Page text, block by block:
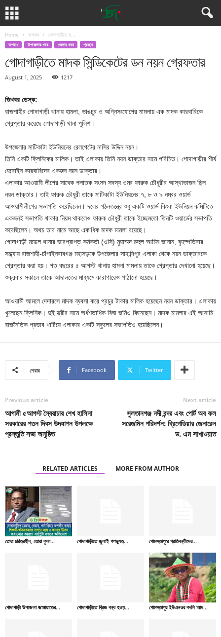
Home অপরাধ গোদাগাড়ীতে ম...
অপরাধ উপজেলার খবর জেলার খবর প্রচ্ছদ
গোদাগাড়ীতে মাদক সিন্ডিকেটের ডন নয়ন গ্রেফতার
August 1, 2025 1217
জিখবর ডেস্ক:
রাজশাহীর গোদাগাড়ী থানায় হামলা, ভাঙচুর ও অগ্নিসংযোগের মামলায় এক মাদক কারবারিকে
গ্রেপ্তার করেছে গোদাগাড়ী থানা পুলিশ।
উপজেলার মাটিকাটা ইউনিয়নের রেলগেটের নাসির উদ্দিন নয়ন।
তিনি একটি ক্লিনিকের মালিক। তাই এলাকায় তিনি নয়ন ডাক্তার নামে পরিচিত। গোদাগাড়ীর শীর্ষ
হেরোইন কারবারিদের একজন নয়ন ডাক্তার।
এলাকার আওয়ামী লীগের সাবেক পলাতক সংসদ সদস্য ওমর ফারুক চৌধুরীর আস্থাভাজন ছিল
নয়ন ডাক্তার। তাই ফারুক চৌধুরী তাকে মাটিকাটা ইউনিয়নের ৭, ৮ ও ৯ নম্বর ওয়ার্ড
আওয়ামীলীগের সভাপতি করেছিলেন। দলের গঠনতন্ত্রে শুধু একটি ওয়ার্ড কিংবা ইউনিয়ন কমিটিতে
একজনই সভাপতি থাকার নিয়ম থাকলেও ফারুক চৌধুরী তাকে ইচ্ছেমতো তিনটি ওয়ার্ডের সভাপতি
করেছিলেন। অথচ তার নামে আছে একাধিক মাদক মামলা রয়েছে।
গোদাগাড়ী মডেল থানার ভারপ্রাপ্ত কর্মকর্তা (ওসি) মুহাম্মদ রুহুল আমিন জানান, বৃহস্পতিবার
সন্ধ্যায় রাজশাহী-চাঁপাইনবাবগঞ্জ মহাসড়কে উপজেলার সাহাব্দিপুর এলাকা থেকে নয়ন ডাক্তারকে
গ্রেপ্তার করা হয়। গত বছরের ৫ আগস্ট থানায় হামলা মামলায় তাকে গ্রেপ্তার দেখানো হয়েছে।
শুক্রবার সকালে তাকে আদালতের মাধ্যমে কারাগারেও পাঠানো হয়েছে।
আওয়ামী আমলে দেদারসে মাদক ব্যবসা করে প্রচুর টাকার মালিক হয়েছেন নয়ন ডাক্তার। এলাকায়
খুলেছেন ক্লিনিক। দুই স্ত্রীর নামে অর্ধশতাধিক বিঘা জমিও কিনেছেন। মাদক মামলার এই আসামি
রাজনৈতিক প্রভাব খাটিয়ে এলাকার একটি স্কুলের সভাপতিও হয়েছিলেন।
শেয়ার Facebook Twitter
Previous article
আগামী ৫আগস্ট স্বৈরাচার শেখ হাসিনা
সরকারের পতন দিবস উদযাপন উপলক্ষে
প্রস্তুতি সভা অনুষ্ঠিত
Next article
সুলতানগঞ্জ নদী বন্দর এবং পোর্ট অব কল
সরেজমিন পরিদর্শন: ব্রিগেডিয়ার জেনারেল
ড. এম সাখাওয়াত
RELATED ARTICLES MORE FROM AUTHOR
তোরা চরিত্রহীন, তোরা কুলা... গোদাগাড়ীতে জুলাই গণভ্যুত্... গোমস্তাপুরে প্রতিবন্ধীদের...
গোদাগাড়ী উপজেলা জামায়াতের... গোদাগাড়ীতে ব্রিজ বন্ধ হওয়... গোমস্তাপুর ইউএনওর বদলি আদ...